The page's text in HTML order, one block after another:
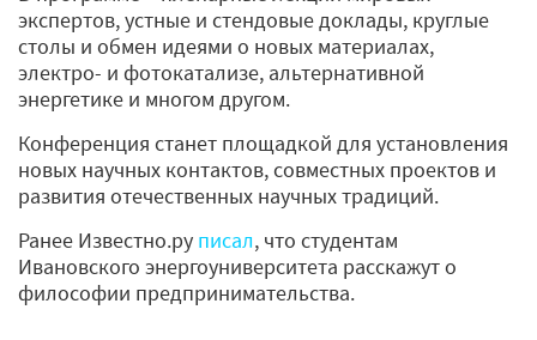
экспертов, устные и стендовые доклады, круглые
столы и обмен идеями о новых материалах,
электро- и фотокатализе, альтернативной
энергетике и многом другом.
Конференция станет площадкой для установления
новых научных контактов, совместных проектов и
развития отечественных научных традиций.
Ранее Известно.ру писал, что студентам
Ивановского энергоуниверситета расскажут о
философии предпринимательства.